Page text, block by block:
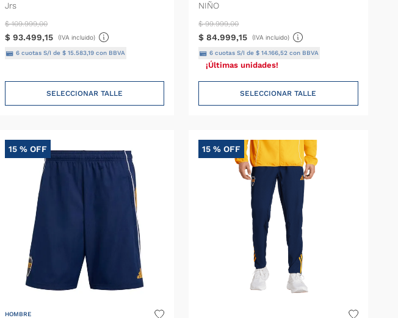
Jrs
$ 109.999,00
$ 93.499,15 (IVA incluido)
6cuotas S/I de $ 15.583,19con BBVA
SELECCIONAR TALLE
NIÑO
$ 99.999,00
$ 84.999,15 (IVA incluido)
6 cuotas S/I de$ 14.166,52 con BBVA
¡Últimas unidades!
SELECCIONAR TALLE
15 % OFF
HOMBRE
15 % OFF